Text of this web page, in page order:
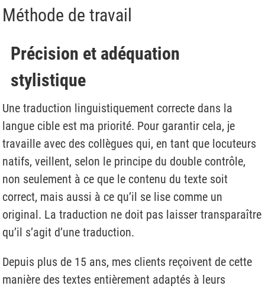
Méthode de travail
Précision et adéquation
stylistique
Une traduction linguistiquement correcte dans la
langue cible est ma priorité. Pour garantir cela, je
travaille avec des collègues qui, en tant que locuteurs
natifs, veillent, selon le principe du double contrôle,
non seulement à ce que le contenu du texte soit
correct, mais aussi à ce qu’il se lise comme un
original. La traduction ne doit pas laisser transparaître
qu’il s’agit d’une traduction.
Depuis plus de 15 ans, mes clients reçoivent de cette
manière des textes entièrement adaptés à leurs